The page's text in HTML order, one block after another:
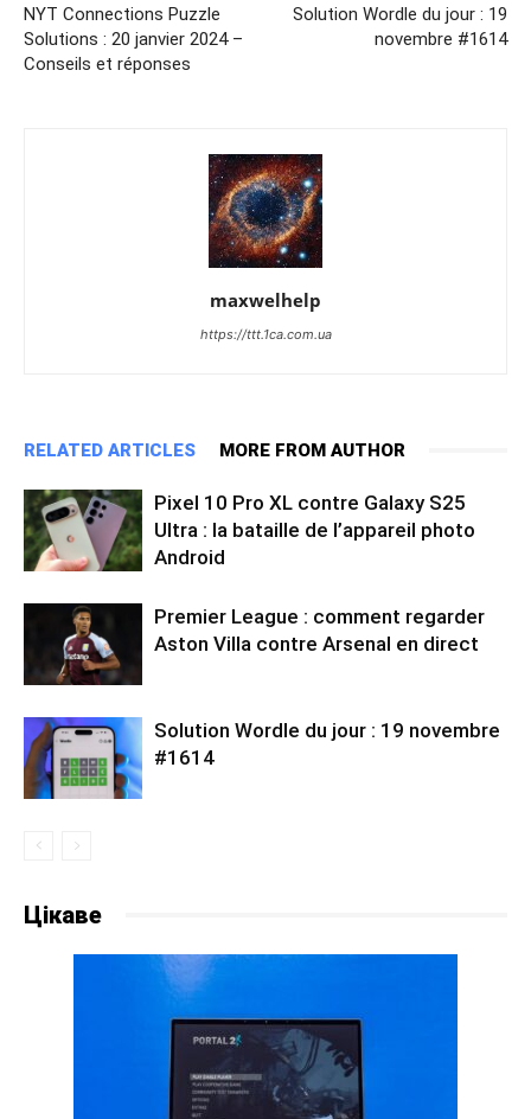
NYT Connections Puzzle
Solutions : 20 janvier 2024 –
Conseils et réponses
Solution Wordle du jour : 19
novembre #1614
maxwelhelp
https://ttt.1ca.com.ua
RELATED ARTICLES MORE FROM AUTHOR
Pixel 10 Pro XL contre Galaxy S25
Ultra : la bataille de l’appareil photo
Android
Premier League : comment regarder
Aston Villa contre Arsenal en direct
Solution Wordle du jour : 19 novembre
#1614
Цікаве